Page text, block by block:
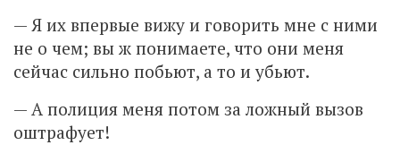
— Я их впервые вижу и говорить мне с ними
не о чем; вы ж понимаете, что они меня
сейчас сильно побьют, а то и убьют.
— А полиция меня потом за ложный вызов
оштрафует!